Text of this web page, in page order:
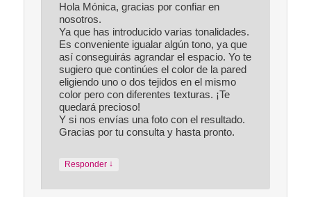
Hola Mónica, gracias por confiar en
nosotros.
Ya que has introducido varias tonalidades.
Es conveniente igualar algún tono, ya que
así conseguirás agrandar el espacio. Yo te
sugiero que continúes el color de la pared
eligiendo uno o dos tejidos en el mismo
color pero con diferentes texturas. ¡Te
quedará precioso!
Y si nos envías una foto con el resultado.
Gracias por tu consulta y hasta pronto.
Responder ↓